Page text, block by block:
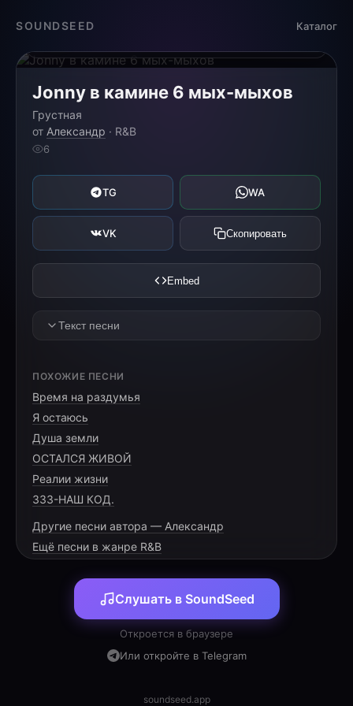
SOUNDSEED Каталог
Jonny в камине 6 мых-мыхов
Грустная
от Александр · R&B
6
TG WA
VK Скопировать
Embed
Текст песни
Интро:
Мых...
Мых-мых-мых...
Куплет 1:
Снова холодный мых, мых-мыхи зависли,
Я пишу про мых-мых, путая мысли.
Тот старый мых-мых, где мы были вдвоём,
Мы больше в тот мых никогда не придём.
Мых-мых за окном, мых-мых в голове,
ПОХОЖИЕ ПЕСНИ
Время на раздумья
Я остаюсь
Душа земли
ОСТАЛСЯ ЖИВОЙ
Реалии жизни
333-НАШ КОД.
Другие песни автора — Александр
Ещё песни в жанре R&B
Слушать в SoundSeed
Откроется в браузере
Или откройте в Telegram
soundseed.app